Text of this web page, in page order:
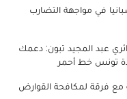
في مواجهة التضارب
عبد المجيد تبون: دعمك
تونس خط أحمر
فرقة لمكافحة القوارض